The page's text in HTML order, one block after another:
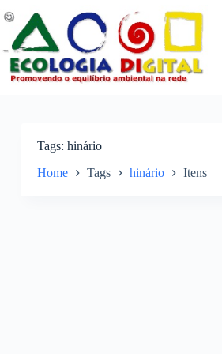
para
conteúdo
Tags hinário
Home Tags hinário Itens